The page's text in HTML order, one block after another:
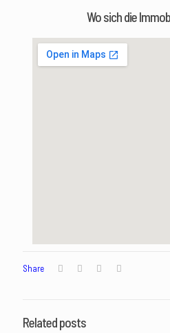
Wo sich die
Share
Related posts